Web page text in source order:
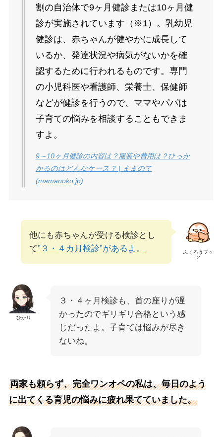
割の自治体で9ヶ月健診または10ヶ月健
診が実施されています（※1）。乳幼児
健診は、赤ちゃんが健やかに成長して
いるか、発達状況や病気がないかを確
認するために行われるものです。専門
の小児科医や看護師、栄養士、保健師
などが健診を行うので、ママやパパは
子育ての悩みを相談することもできま
すよ。
9～10ヶ月健診の内容は？服装や費用は？ひっか
かるのはどんなケース？ | ままのて
(mamanoko.jp)
ふくろうプッ
ク
他にも赤ちゃんが受ける検診とし
て”３・４カ月検診”があるよ。
ひかり
３・４ヶ月検診も、首の座りが遅
かったのでギリギリ合格という感
じだったよ。子育ては悩みが尽き
ないね。
両家も頼らず、完全ワンオペの私は、毎日のよう
に出てくる育児の悩みに疲れ果てていました。